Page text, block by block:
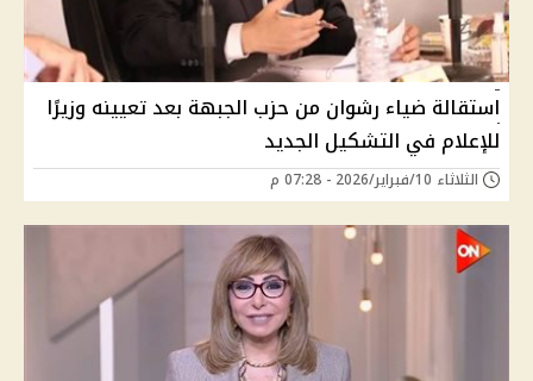
استقالة ضياء رشوان من حزب الجبهة بعد تعيينه وزيرًا
للإعلام في التشكيل الجديد
الثلاثاء 10/فبراير/2026 - 07:28 م